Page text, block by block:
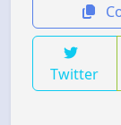
Twitter